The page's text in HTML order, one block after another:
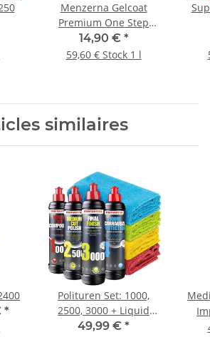
Menzerna Gelcoat
Premium One Step
Polish 250 ml
14,90 € *
59,60 € Stock 1 l
similaires
*
Polituren Set: 1000,
2500, 3000 + Liquid
Carnauba Protection + 4
49,99 € *